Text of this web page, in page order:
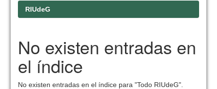
RIUdeG
No existen entradas en
el índice
No existen entradas en el índice para "Todo RIUdeG".